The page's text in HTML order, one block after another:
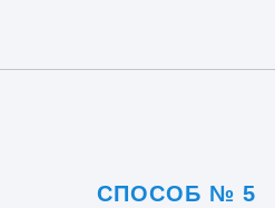
СПОСОБ № 5